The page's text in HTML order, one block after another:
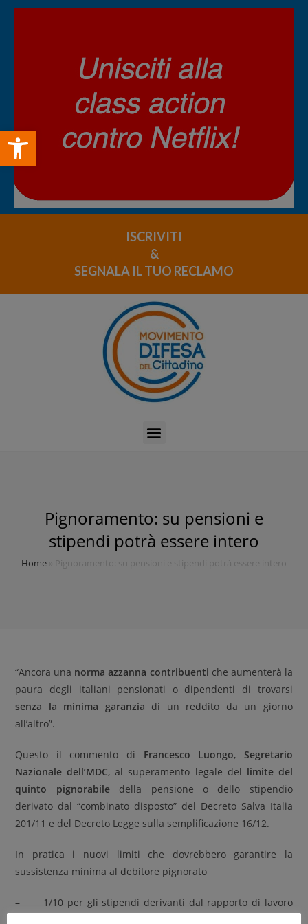
Open toolbar
ISCRIVITI
&
SEGNALA IL TUO RECLAMO
Pignoramento: su pensioni e
stipendi potrà essere intero
Home Pignoramento: su pensioni e stipendi potrà essere intero
“Ancora una norma azzanna contribuenti che aumenterà la
paura degli italiani pensionati o dipendenti di trovarsi
senza la minima garanzia di un reddito da un giorno
all’altro”.
Questo il commento di Francesco Luongo, Segretario
Nazionale dell’MDC, al superamento legale del limite del
quinto pignorabiledella pensione o dello stipendio
derivato dal “combinato disposto” del Decreto Salva Italia
201/11 e del Decreto Legge sulla semplificazione 16/12.
In pratica i nuovi limiti che dovrebbero garantire la
sussistenza minima al debitore pignorato
– 1/10 per gli stipendi derivanti dal rapporto di lavoro